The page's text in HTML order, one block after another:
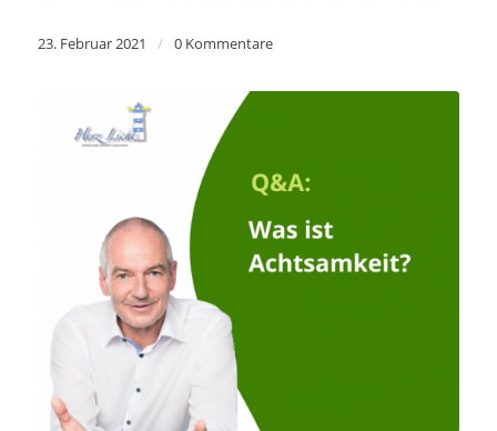
23. Februar 2021 / 0 Kommentare